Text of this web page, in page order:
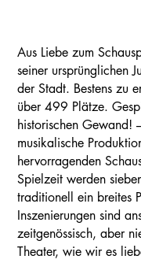
Aus Liebe zum
seiner ursprünglichen
der Stadt. Bestens zu
über 499 Plätze.
historischen Gewand!
musikalische
hervorragenden
Spielzeit werden
traditionell ein breites
Inszenierungen sind
zeitgenössisch, aber
Theater, wie wir es